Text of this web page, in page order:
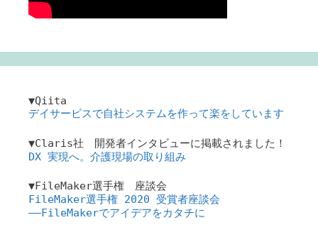
▼Qiita
デイサービスで自社システムを作って楽をしています
▼Claris社 開発者インタビューに掲載されました！
DX 実現へ。介護現場の取り組み
▼FileMaker選手権 座談会
FileMaker選手権 2020 受賞者座談会
――FileMakerでアイデアをカタチに